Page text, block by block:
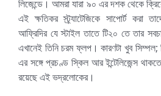
লিজেন্ডে। আমরা যারা ৯০ এর দশক থেকে
এই ক্ষতিকর স্ট্র্যাটেজিকে সাপোর্ট করা
আফ্রিদির যে স্টাইল তাতে টি২০ তে তার
এখানেই তিনি চরম ফ্লপ। কারণটা খুব সিম্পল;
এর সঙ্গে প্রচণ্ড স্কিল আর ইন্টেলিজেন্স
রয়েছে এই ভদ্রলোকের।